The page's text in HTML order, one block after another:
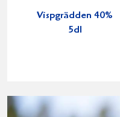
Vispgrädden 40%
5dl